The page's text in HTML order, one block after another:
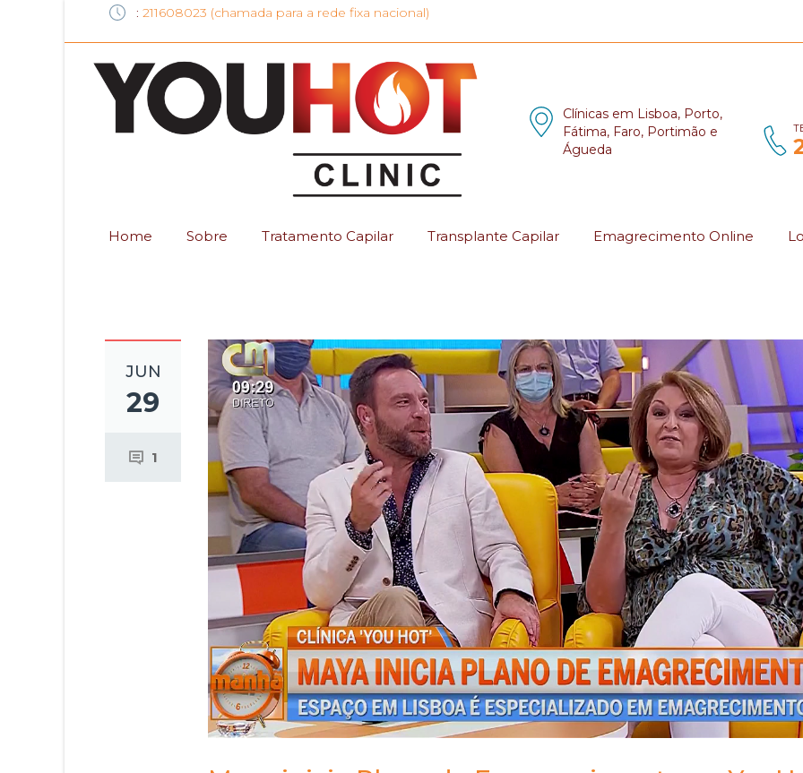
: 211608023 (chamada para a rede fixa nacional)
Clínicas em Lisboa, Porto,
Fátima, Faro, Portimão e
Águeda
Home Sobre Tratamento Capilar Transplante Capilar Emagrecimento Online
JUN
29
1